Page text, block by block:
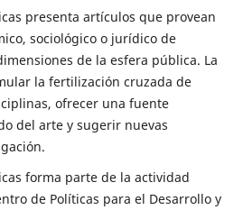
presenta artículos que provean
sociológico o jurídico de
de la esfera pública. La
la fertilización cruzada de
ofrecer una fuente
del arte y sugerir nuevas
forma parte de la actividad
de Políticas para el Desarrollo y